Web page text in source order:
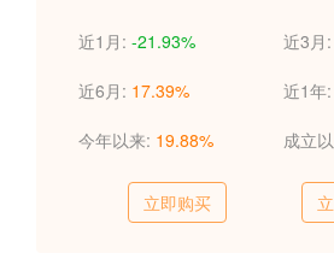
近1月: -21.93% 近3月:
近6月: 17.39% 近1年:
今年以来: 19.88% 成立
立即购买